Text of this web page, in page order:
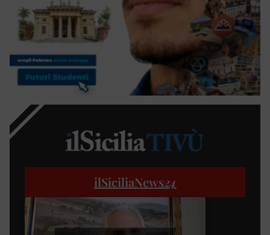
ilSiciliaNews24